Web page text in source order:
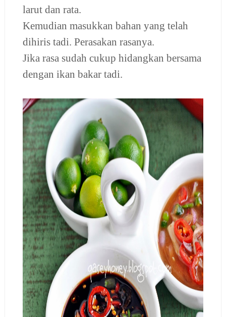
larut dan rata.
Kemudian masukkan bahan yang telah
dihiris tadi. Perasakan rasanya.
Jika rasa sudah cukup hidangkan bersama
dengan ikan bakar tadi.